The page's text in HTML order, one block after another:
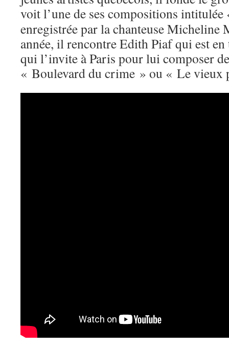
voit l’une de ses compositions
enregistrée par la chanteuse Micheline
année, il rencontre Edith Piaf qui est en
qui l’invite à Paris pour lui composer
« Boulevard du crime » ou « Le vieux